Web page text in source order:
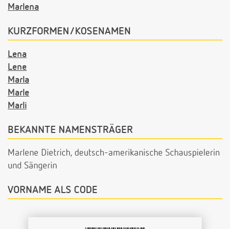
Marlena
KURZFORMEN/KOSENAMEN
Lena
Lene
Marla
Marle
Marli
BEKANNTE NAMENSTRÄGER
Marlene Dietrich, deutsch-amerikanische Schauspielerin
und Sängerin
VORNAME ALS CODE